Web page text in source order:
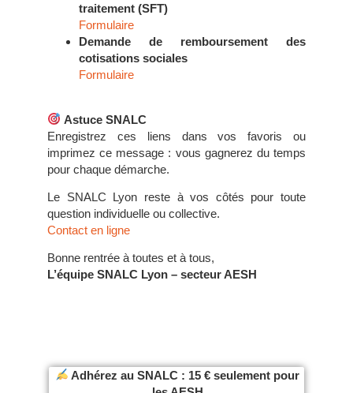
traitement (SFT)
Formulaire
Demande de remboursement des
cotisations sociales
Formulaire
Astuce SNALC
Enregistrez ces liens dans vos favoris ou
imprimez ce message : vous gagnerez du temps
pour chaque démarche.
Le SNALC Lyon reste à vos côtés pour toute
question individuelle ou collective.
Contact en ligne
Bonne rentrée à toutes et à tous,
L’équipe SNALC Lyon – secteur AESH
Adhérez au SNALC : 15 € seulement pour